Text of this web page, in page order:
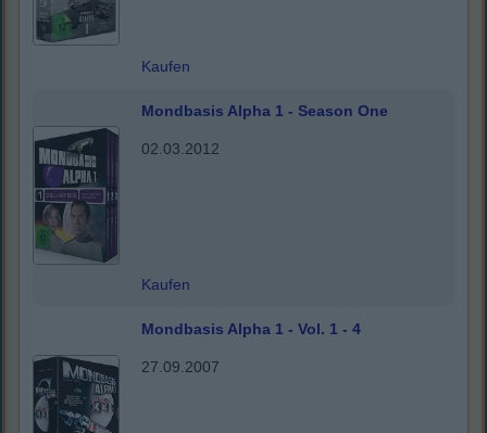
Kaufen
Mondbasis Alpha 1 - Season One
02.03.2012
Kaufen
Mondbasis Alpha 1 - Vol. 1 - 4
27.09.2007